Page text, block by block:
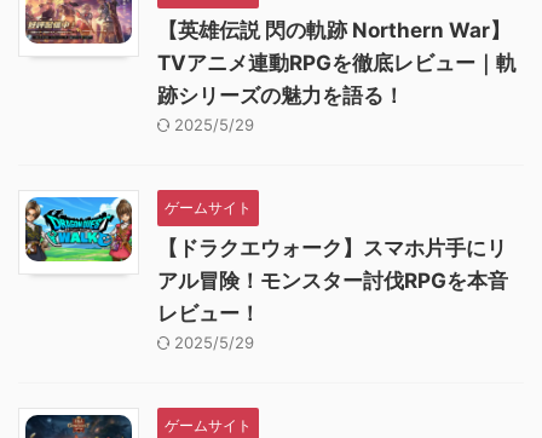
【英雄伝説 閃の軌跡 Northern War】
TVアニメ連動RPGを徹底レビュー｜軌
跡シリーズの魅力を語る！
2025/5/29
ゲームサイト
【ドラクエウォーク】スマホ片手にリ
アル冒険！モンスター討伐RPGを本音
レビュー！
2025/5/29
ゲームサイト